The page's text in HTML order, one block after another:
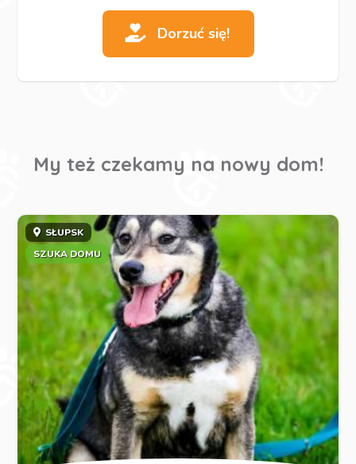
Dorzuć się!
My też czekamy na nowy dom!
SŁUPSK
SZUKA DOMU